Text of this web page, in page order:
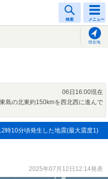
検索 メニュー
現在地
06日16:00現在
島の北東約150kmを西北西に進んで
時10分頃発生した地震(最大震度1)
2025年07月12日12:14発表